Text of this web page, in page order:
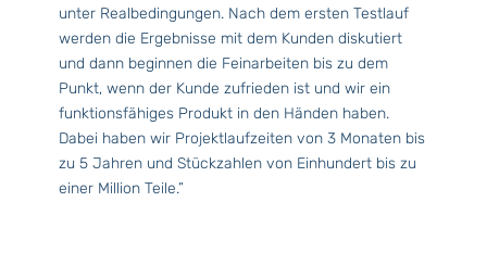
unter Realbedingungen. Nach dem ersten Testlauf
werden die Ergebnisse mit dem Kunden diskutiert
und dann beginnen die Feinarbeiten bis zu dem
Punkt, wenn der Kunde zufrieden ist und wir ein
funktionsfähiges Produkt in den Händen haben.
Dabei haben wir Projektlaufzeiten von 3 Monaten bis
zu 5 Jahren und Stückzahlen von Einhundert bis zu
einer Million Teile.”